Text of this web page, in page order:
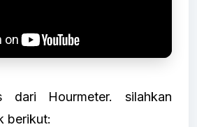
dari Hourmeter. silahkan
berikut: